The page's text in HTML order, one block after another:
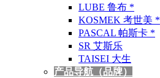
LUBE 鲁布 *
KOSMEK 考世美 *
PASCAL 帕斯卡 *
SR 艾斯乐
TAISEI 大生
产品导航（品牌）